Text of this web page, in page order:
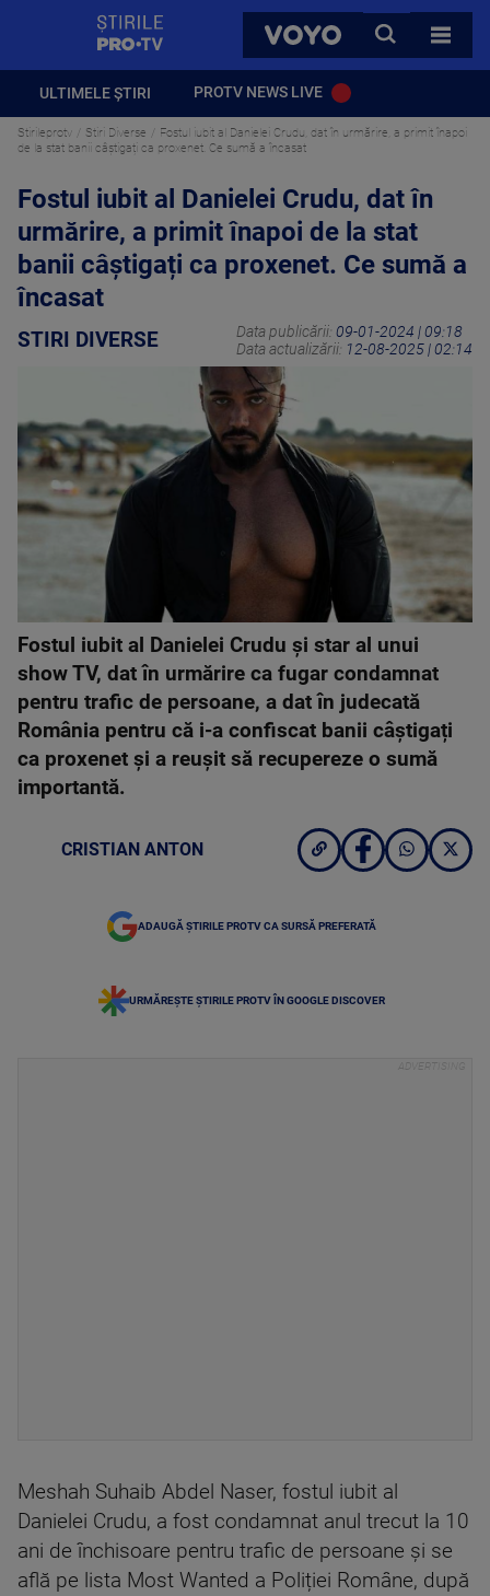
VOYO
CAUTA
TOATE
ULTIMELE ȘTIRI PROTV NEWS LIVE
Stirileprotv Stiri Diverse
Fostul iubit al Danielei Crudu, dat în urmărire, a primit înapoi
de la stat banii câștigați ca proxenet. Ce sumă a încasat
Fostul iubit al Danielei Crudu, dat în
urmărire, a primit înapoi de la stat
banii câștigați ca proxenet. Ce sumă a
încasat
STIRI DIVERSE Data publicării: 09-01-2024 | 09:18
Data actualizării: 12-08-2025 | 02:14
Fostul iubit al Danielei Crudu și star al unui
show TV, dat în urmărire ca fugar condamnat
pentru trafic de persoane, a dat în judecată
România pentru că i-a confiscat banii câștigați
ca proxenet și a reușit să recupereze o sumă
importantă.
CRISTIAN ANTON
ADAUGĂ ȘTIRILE PROTV CA SURSĂ PREFERATĂ
URMĂREȘTE ȘTIRILE PROTV ÎN GOOGLE DISCOVER
Meshah Suhaib Abdel Naser, fostul iubit al
Danielei Crudu, a fost condamnat anul trecut la 10
ani de închisoare pentru trafic de persoane și se
află pe lista Most Wanted a Poliției Române, după